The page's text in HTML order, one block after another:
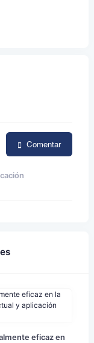
Comentar
eficaz en